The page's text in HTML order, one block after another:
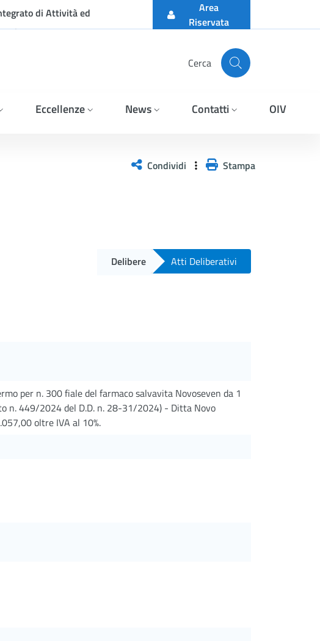
di Attività ed
Area
Riservata
Cerca
Eccellenze News Contatti OIV
Condividi Stampa
Delibere Atti Deliberativi
per n. 300 fiale del farmaco salvavita Novoseven da 1
n. 449/2024 del D.D. n. 28-31/2024) - Ditta Novo
oltre IVA al 10%.